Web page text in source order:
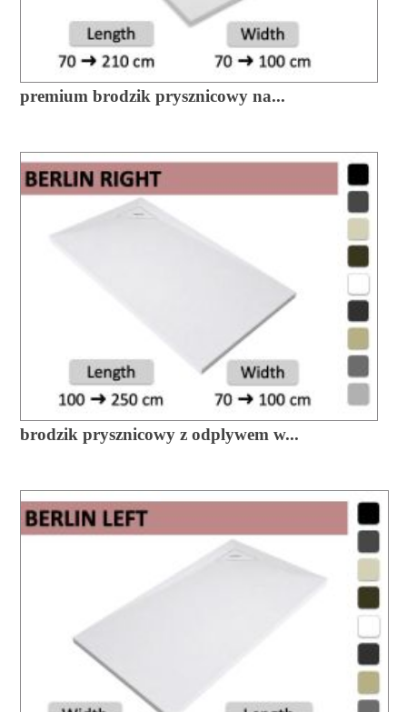
premium brodzik prysznicowy na...
brodzik prysznicowy z odplywem w...